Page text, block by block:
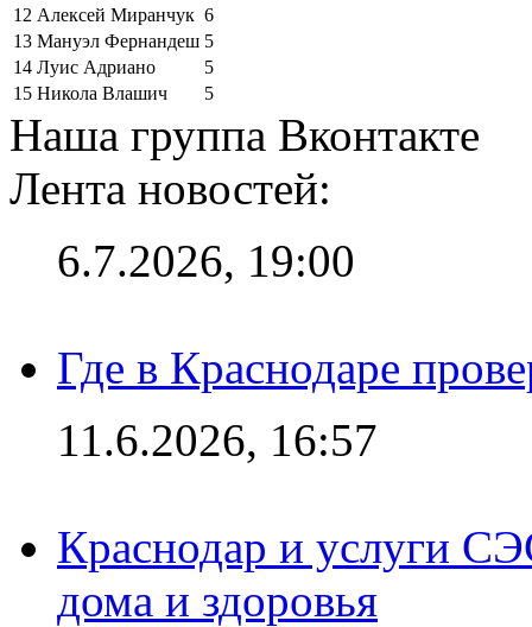
12 Алексей Миранчук 6
13 Мануэл Фернандеш 5
14 Луис Адриано
5
15 Никола Влашич 5
Наша группа Вконтакте
Лента новостей:
6.7.2026, 19:00
Где в Краснодаре
11.6.2026, 16:57
Краснодар и услуги
дома и здоровья